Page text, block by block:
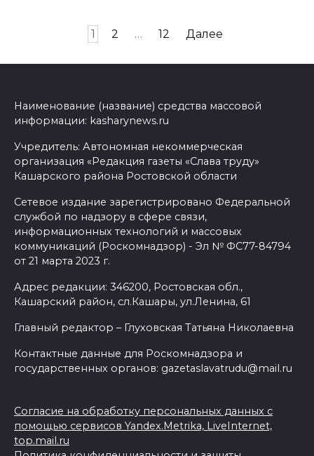
1 2 … 12 Далее
Наименование (название) средства массовой
информации: kasharynews.ru
Учредитель: Автономная некоммерческая
организация «Редакция газеты «Слава труду»
Кашарского района Ростовской области
Сетевое издание зарегистрировано Федеральной
службой по надзору в сфере связи,
информационных технологий и массовых
коммуникаций (Роскомнадзор) - Эл № ФС77-84794
от 21 марта 2023 г.
Адрес редакции: 346200, Ростовская обл.,
Кашарский район, сл.Кашары, ул.Ленина, 61
Главный редактор – Глуховская Татьяна Николаевна
Контактные данные для Роскомнадзора и
государственных органов: gazetaslavatrudu@mail.ru
Согласие на обработку персональных данных с
помощью сервисов Yandex.Metrika, LiveInternet,
top.mail.ru